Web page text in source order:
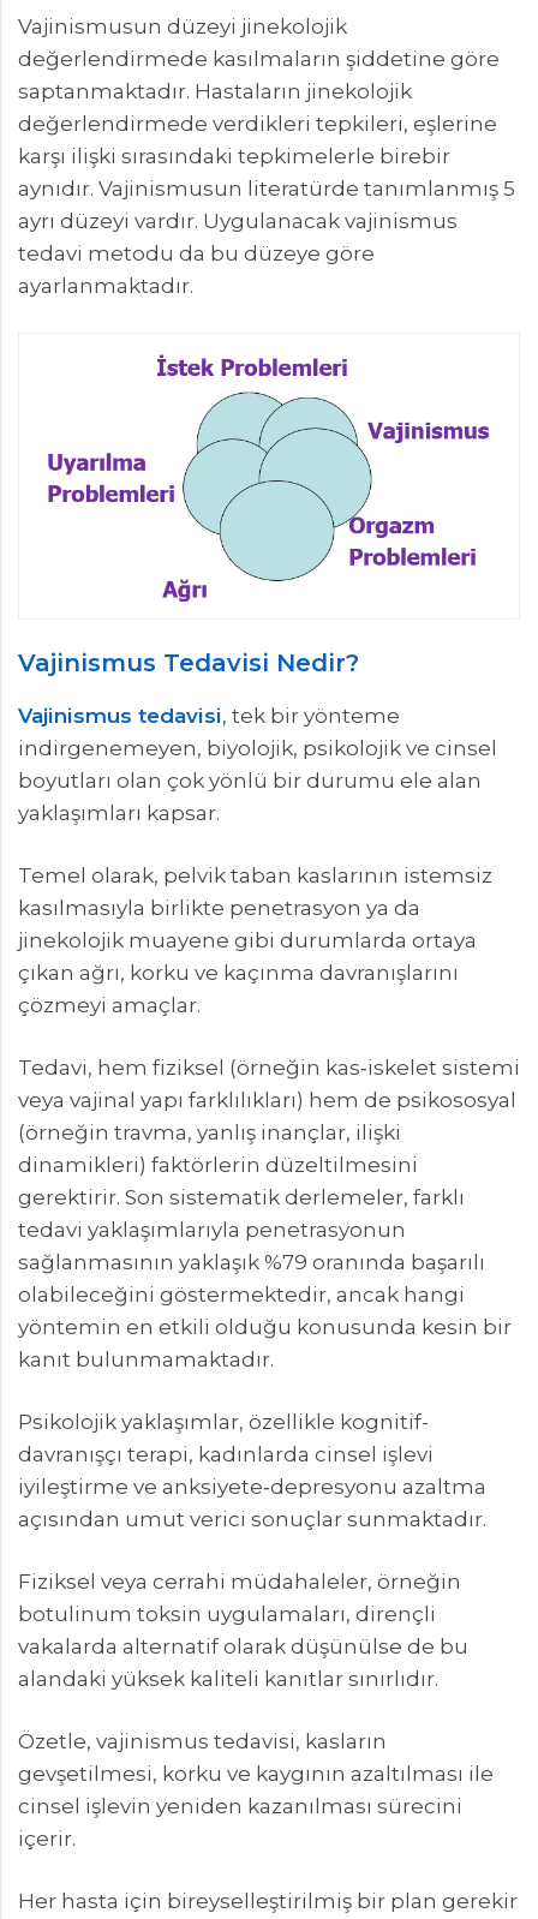
Vajinismusun düzeyi jinekolojik
değerlendirmede kasılmaların şiddetine göre
saptanmaktadır. Hastaların jinekolojik
değerlendirmede verdikleri tepkileri, eşlerine
karşı ilişki sırasındaki tepkimelerle birebir
aynıdır. Vajinismusun literatürde tanımlanmış 5
ayrı düzeyi vardır. Uygulanacak vajinismus
tedavi metodu da bu düzeye göre
ayarlanmaktadır.
Vajinismus Tedavisi Nedir?
Vajinismus tedavisi, tek bir yönteme
indirgenemeyen, biyolojik, psikolojik ve cinsel
boyutları olan çok yönlü bir durumu ele alan
yaklaşımları kapsar.
Temel olarak, pelvik taban kaslarının istemsiz
kasılmasıyla birlikte penetrasyon ya da
jinekolojik muayene gibi durumlarda ortaya
çıkan ağrı, korku ve kaçınma davranışlarını
çözmeyi amaçlar.
Tedavi, hem fiziksel (örneğin kas‑iskelet sistemi
veya vajinal yapı farklılıkları) hem de psikososyal
(örneğin travma, yanlış inançlar, ilişki
dinamikleri) faktörlerin düzeltilmesini
gerektirir. Son sistematik derlemeler, farklı
tedavi yaklaşımlarıyla penetrasyonun
sağlanmasının yaklaşık %79 oranında başarılı
olabileceğini göstermektedir, ancak hangi
yöntemin en etkili olduğu konusunda kesin bir
kanıt bulunmamaktadır.
Psikolojik yaklaşımlar, özellikle kognitif-
davranışçı terapi, kadınlarda cinsel işlevi
iyileştirme ve anksiyete‑depresyonu azaltma
açısından umut verici sonuçlar sunmaktadır.
Fiziksel veya cerrahi müdahaleler, örneğin
botulinum toksin uygulamaları, dirençli
vakalarda alternatif olarak düşünülse de bu
alandaki yüksek kaliteli kanıtlar sınırlıdır.
Özetle, vajinismus tedavisi, kasların
gevşetilmesi, korku ve kaygının azaltılması ile
cinsel işlevin yeniden kazanılması sürecini
içerir.
Her hasta için bireyselleştirilmiş bir plan gerekir